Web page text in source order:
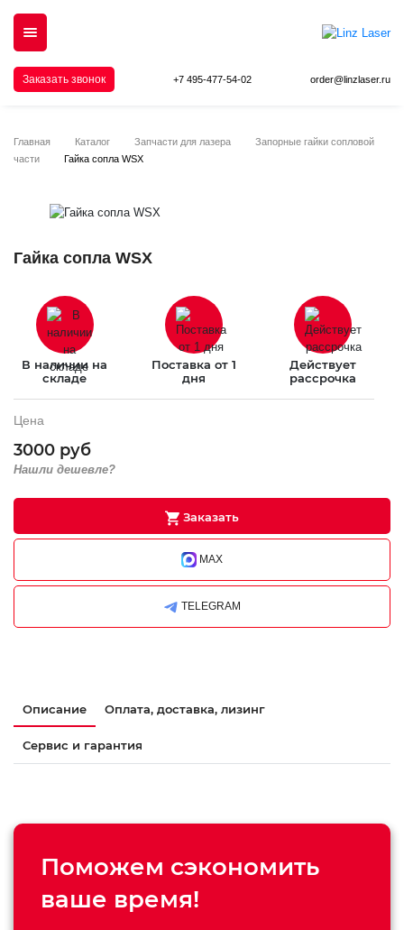
Заказать звонок +7 495-477-54-02 order@linzlaser.ru
Главная Каталог Запчасти для лазера
Запорные гайки сопловой
части
Гайка сопла WSX
Гайка сопла WSX
В наличии на
складе
Поставка от 1
дня
Действует
рассрочка
Цена
3000 руб
Нашли дешевле?
Заказать
MAX
TELEGRAM
Описание Оплата, доставка, лизинг
Сервис и гарантия
Поможем сэкономить
ваше время!